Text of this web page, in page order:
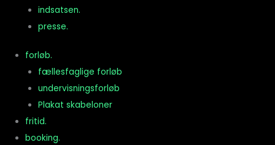
indsatsen.
presse.
forløb.
fællesfaglige forløb
undervisningsforløb
Plakat skabeloner
fritid.
booking.